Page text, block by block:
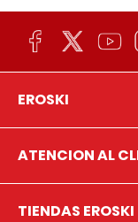
EROSKI
ATENCION AL
TIENDAS EROSKI